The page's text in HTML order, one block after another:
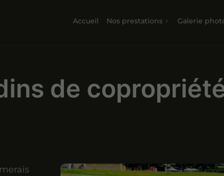
Accueil Nos prestations Galerie
de